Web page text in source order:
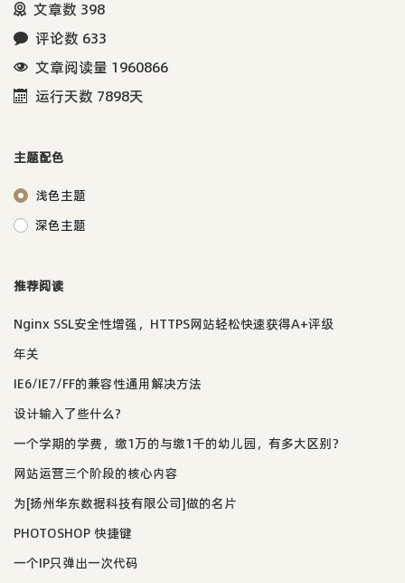
文章数 398
评论数 633
文章阅读量 1960866
运行天数 7898天
主题配色
浅色主题
深色主题
推荐阅读
Nginx SSL安全性增强，HTTPS网站轻松快速获得A+评级
年关
IE6/IE7/FF的兼容性通用解决方法
设计输入了些什么?
一个学期的学费，缴1万的与缴1千的幼儿园，有多大区别？
网站运营三个阶段的核心内容
为[扬州华东数据科技有限公司]做的名片
PHOTOSHOP 快捷键
一个IP只弹出一次代码